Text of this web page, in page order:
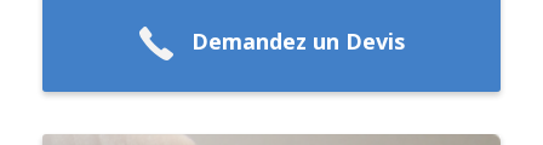
Demandez un Devis